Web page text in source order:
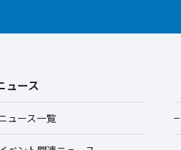
ュース
ュース一覧